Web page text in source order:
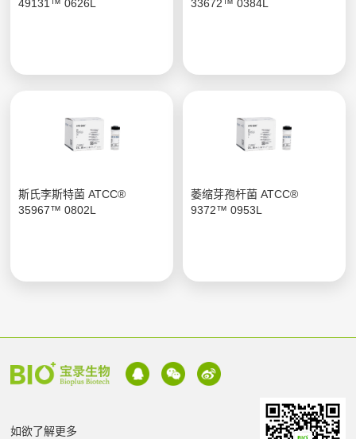
49131™ 0626L
33672™ 0384L
斯氏李斯特菌 ATCC®
35967™ 0802L
萎缩芽孢杆菌 ATCC®
9372™ 0953L
如欲了解更多